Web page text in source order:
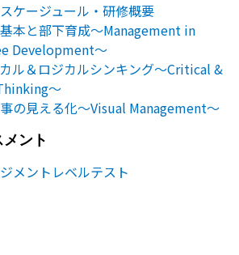
ケージュール・研修概要
本と部下育成～Management in
Development～
ル＆ロジカルシンキング～Critical &
～
の見える化～Visual Management～
ント
メントレベルテスト